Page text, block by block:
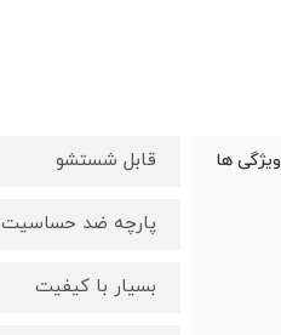
ویژگی ها قابل شستشو
پارچه ضد حساسیت
بسیار با کیفیت